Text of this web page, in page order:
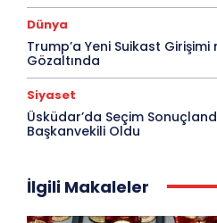
Dünya
Trump’a Yeni Suikast Girişimi
Gözaltında
Siyaset
Üsküdar’da Seçim
Başkanvekili Oldu
İlgili Makaleler